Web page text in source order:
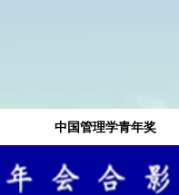
中国管理学青年奖